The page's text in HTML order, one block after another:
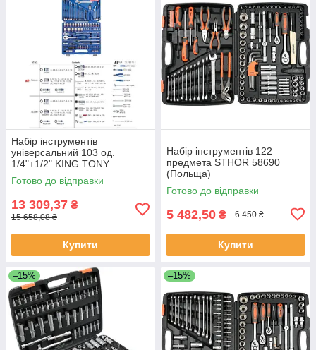
Набір інструментів
універсальний 103 од.
1/4"+1/2" KING TONY
7503MR (Тайвань)
Готово до відправки
13 309,37 ₴
15 658,08 ₴
Купити
Набір інструментів 122
предмета STHOR 58690
(Польща)
Готово до відправки
5 482,50 ₴ 6 450 ₴
Купити
–15% –15%